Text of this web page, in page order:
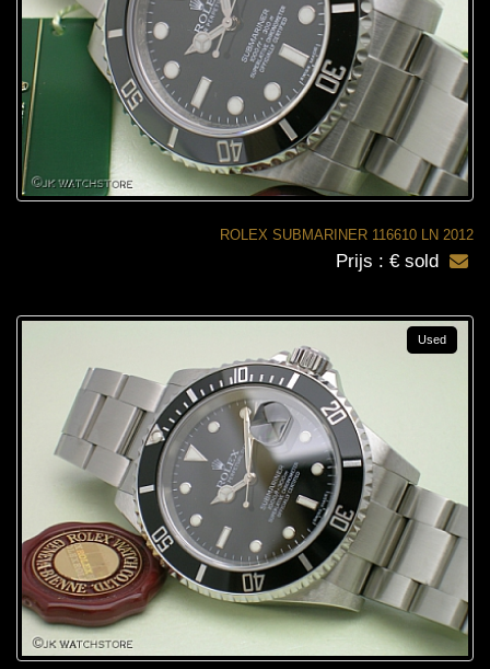
ROLEX SUBMARINER 116610 LN 2012
Prijs : € sold
Used